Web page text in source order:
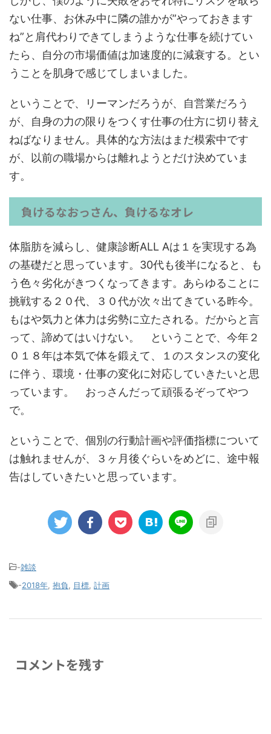
ない仕事、お休み中に隣の誰かが”やっておきます
ね”と肩代わりできてしまうような仕事を続けてい
たら、自分の市場価値は加速度的に減衰する。とい
うことを肌身で感じてしまいました。
ということで、リーマンだろうが、自営業だろう
が、自身の力の限りをつくす仕事の仕方に切り替え
ねばなりません。具体的な方法はまだ模索中です
が、以前の職場からは離れようとだけ決めていま
す。
負けるなおっさん、負けるなオレ
体脂肪を減らし、健康診断ALL Aは１を実現する為
の基礎だと思っています。30代も後半になると、も
う色々劣化がきつくなってきます。あらゆることに
挑戦する２０代、３０代が次々出てきている昨今。
もはや気力と体力は劣勢に立たされる。だからと言
って、諦めてはいけない。 ということで、今年２
０１８年は本気で体を鍛えて、１のスタンスの変化
に伴う、環境・仕事の変化に対応していきたいと思
っています。 おっさんだって頑張るぞってやつ
で。
ということで、個別の行動計画や評価指標について
は触れませんが、３ヶ月後ぐらいをめどに、途中報
告はしていきたいと思っています。
-雑談
-2018年 抱負 目標 計画
コメントを残す